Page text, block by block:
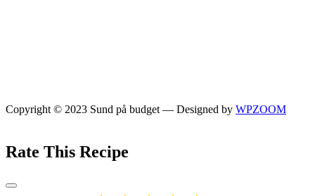
Copyright © 2023 Sund på budget — Designed by WPZOOM
Rate This Recipe